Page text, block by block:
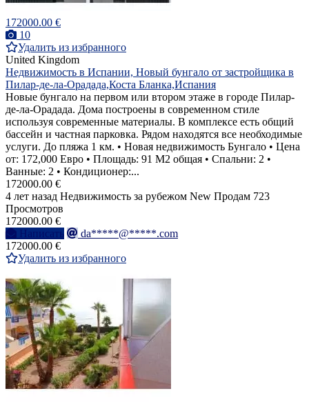
172000.00 €
10
Удалить из избранного
United Kingdom
Недвижимость в Испании, Новый бунгало от застройщика в
Пилар-де-ла-Орадада,Коста Бланка,Испания
Новые бунгало на первом или втором этаже в городе Пилар-
де-ла-Орадада. Дома построены в современном стиле
используя современные материалы. В комплексе есть общий
бассейн и частная парковка. Рядом находятся все необходимые
услуги. До пляжа 1 км. • Новая недвижимость Бунгало • Цена
от: 172,000 Евро • Площадь: 91 M2 общая • Спальни: 2 •
Ванные: 2 • Кондиционер:...
172000.00 €
4 лет назад Недвижимость за рубежом New Продам 723
Просмотров
172000.00 €
Написать
da*****@*****.com
172000.00 €
Удалить из избранного